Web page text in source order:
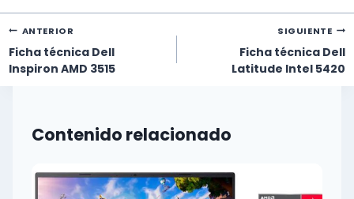
Navegación
de
entradas
ANTERIOR
Ficha técnica Dell
Inspiron AMD 3515
SIGUIENTE
Ficha técnica Dell
Latitude Intel 5420
Contenido relacionado